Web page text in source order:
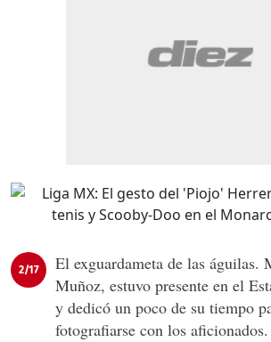
2/17
El exguardameta de las águilas.
Muñoz, estuvo presente en el
y dedicó un poco de su tiempo
fotografiarse con los aficionados.